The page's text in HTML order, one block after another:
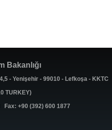
Bakanlığı
- Yenişehir - 99010 - Lefkoşa - KKTC
TURKEY)
Fax: +90 (392) 600 1877